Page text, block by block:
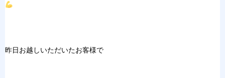
昨日お越しいただいたお客様で